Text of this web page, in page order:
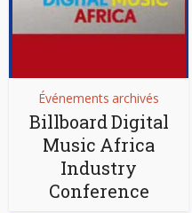
Événements archivés
Billboard Digital
Music Africa
Industry
Conference